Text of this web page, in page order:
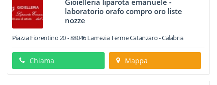
Gioielleria liparota emanuele -
laboratorio orafo compro oro liste
nozze
Piazza Fiorentino 20-88046Lamezia TermeCatanzaro -Calabria
Chiama Mappa